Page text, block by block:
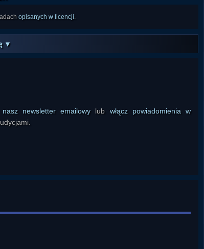
opisanych w licencji.
▼
newsletter emailowy lub włącz powiadomienia w